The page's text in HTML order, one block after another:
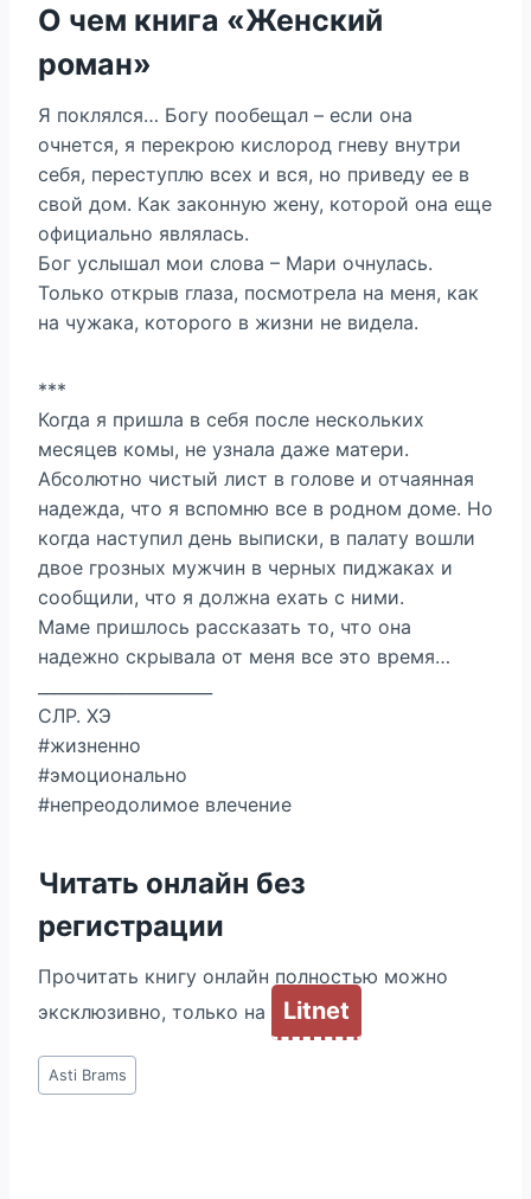
О чем книга «Женский
роман»
Я поклялся… Богу пообещал – если она
очнется, я перекрою кислород гневу внутри
себя, переступлю всех и вся, но приведу ее в
свой дом. Как законную жену, которой она еще
официально являлась.
Бог услышал мои слова – Мари очнулась.
Только открыв глаза, посмотрела на меня, как
на чужака, которого в жизни не видела.
***
Когда я пришла в себя после нескольких
месяцев комы, не узнала даже матери.
Абсолютно чистый лист в голове и отчаянная
надежда, что я вспомню все в родном доме. Но
когда наступил день выписки, в палату вошли
двое грозных мужчин в черных пиджаках и
сообщили, что я должна ехать с ними.
Маме пришлось рассказать то, что она
надежно скрывала от меня все это время…
СЛР. ХЭ
#жизненно
#эмоционально
#непреодолимое влечение
Читать онлайн без
регистрации
Прочитать книгу онлайн полностью можно
эксклюзивно, только на
Litnet
Метки
записи:
Asti Brams